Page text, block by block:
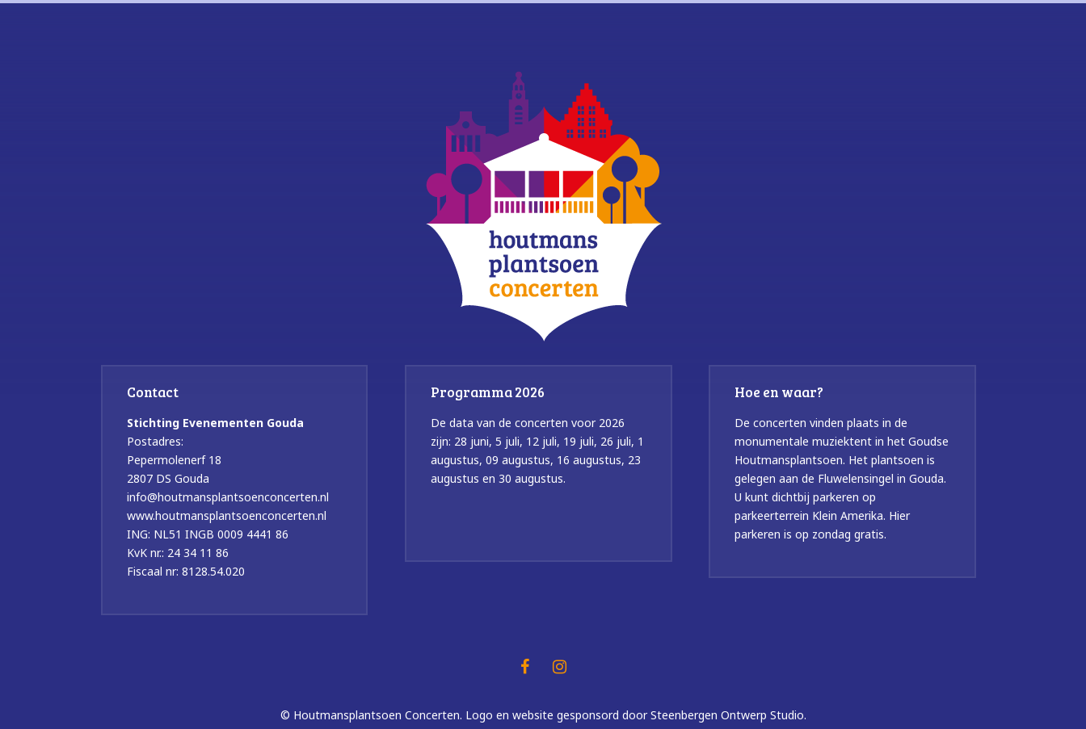
Contact
Stichting Evenementen Gouda
Postadres:
Pepermolenerf 18
2807 DS Gouda
info@houtmansplantsoenconcerten.nl
www.houtmansplantsoenconcerten.nl
ING: NL51 INGB 0009 4441 86
KvK nr.: 24 34 11 86
Fiscaal nr: 8128.54.020
Programma 2026
De data van de concerten voor 2026
zijn: 28 juni, 5 juli, 12 juli, 19 juli, 26 juli, 1
augustus, 09 augustus, 16 augustus, 23
augustus en 30 augustus.
Hoe en waar?
De concerten vinden plaats in de
monumentale muziektent in het Goudse
Houtmansplantsoen. Het plantsoen is
gelegen aan de Fluwelensingel in Gouda.
U kunt dichtbij parkeren op
parkeerterrein Klein Amerika. Hier
parkeren is op zondag gratis.
© Houtmansplantsoen Concerten. Logo en website gesponsord door Steenbergen Ontwerp Studio.